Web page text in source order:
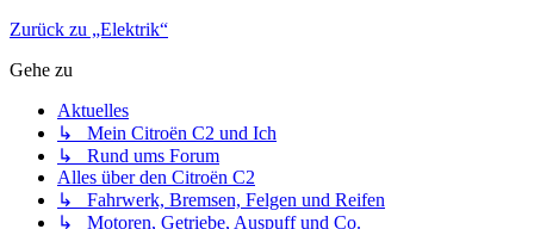
Zurück zu „Elektrik“
Gehe zu
Aktuelles
↳ Mein Citroën C2 und Ich
↳ Rund ums Forum
Alles über den Citroën C2
↳ Fahrwerk, Bremsen, Felgen und Reifen
↳ Motoren, Getriebe, Auspuff und Co.